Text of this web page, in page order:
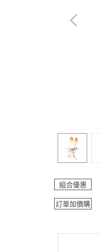
組合優惠
訂單加價購